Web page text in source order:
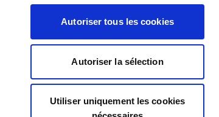
Autoriser tous les cookies
Autoriser la sélection
Utiliser uniquement les cookies